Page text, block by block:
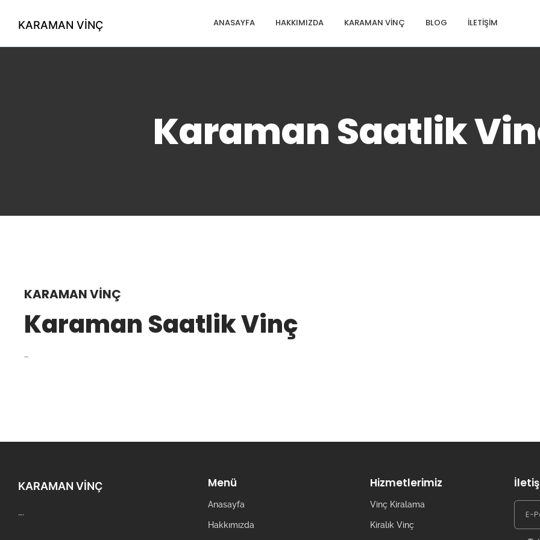
KARAMAN VINÇ ANASAYFA HAKKIMIZDA KARAMAN VINÇ BLOG İLETIŞIM
Karaman Saatlik
KARAMAN VINÇ
Karaman Saatlik Vinç
…
KARAMAN VINÇ
….
Menü
Anasayfa
Hakkımızda
Hizmetlerimiz
Vinç Kiralama
Kiralık Vinç